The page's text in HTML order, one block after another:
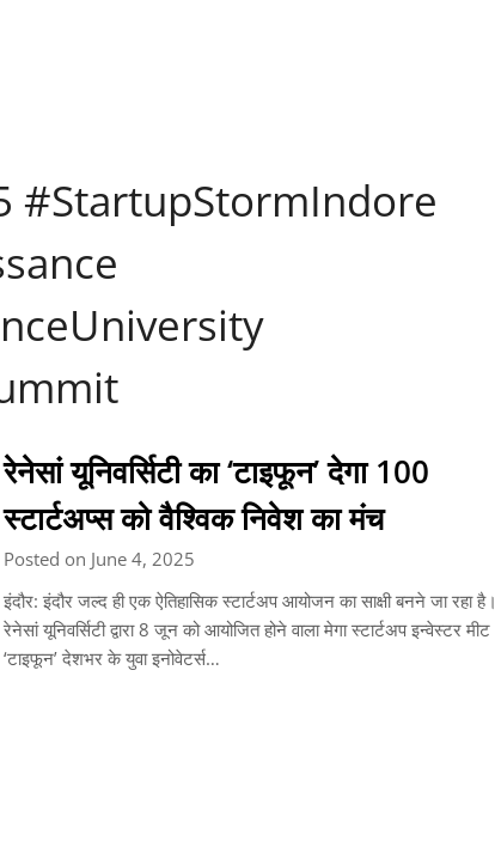
#StartupStormIndore
रेनेसां यूनिवर्सिटी का ‘टाइफून’ देगा 100
स्टार्टअप्स को वैश्विक निवेश का मंच
Posted on June 4, 2025
इंदौर: इंदौर जल्द ही एक ऐतिहासिक स्टार्टअप आयोजन का साक्षी बनने जा रहा है।
रेनेसां यूनिवर्सिटी द्वारा 8 जून को आयोजित होने वाला मेगा स्टार्टअप इन्वेस्टर मीट
‘टाइफून’ देशभर के युवा इनोवेटर्स…